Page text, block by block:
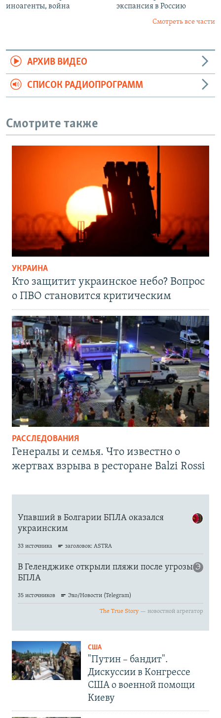
иноагенты, война
экспансия в Россию
Смотреть все части
АРХИВ ВИДЕО
СПИСОК РАДИОПРОГРАММ
Смотрите также
УКРАИНА
Кто защитит украинское небо? Вопрос
о ПВО становится критическим
РАССЛЕДОВАНИЯ
Генералы и семья. Что известно о
жертвах взрыва в ресторане Balzi Rossi
США
"Путин – бандит".
Дискуссии в Конгрессе
США о военной помощи
Киеву